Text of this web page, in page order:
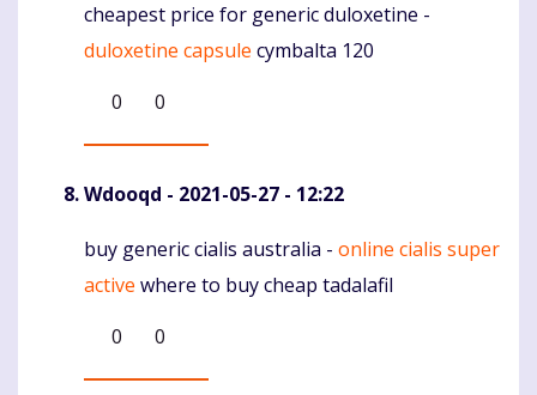
Komentaras
cheapest price for generic duloxetine -
duloxetine capsule cymbalta 120
0
0
Wdooqd - 2021-05-27 - 12:22
Komentaras
buy generic cialis australia - online cialis super
active where to buy cheap tadalafil
0
0